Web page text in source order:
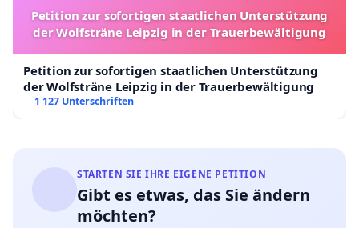
Petition zur sofortigen staatlichen Unterstützung
der Wolfsträne Leipzig in der Trauerbewältigung
Petition zur sofortigen staatlichen Unterstützung
der Wolfsträne Leipzig in der Trauerbewältigung
1 127 Unterschriften
STARTEN SIE IHRE EIGENE PETITION
Gibt es etwas, das Sie ändern
möchten?